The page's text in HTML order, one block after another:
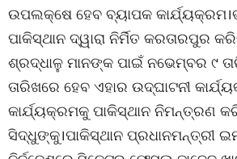
ଉପଲକ୍ଷେ ହେବ ବ୍ୟାପକ
ପାକିସ୍ଥାନ ଦ୍ୱାରା ନିର୍ମିତ କରତାରପୁର
ଶ୍ରଦ୍ଧାଳୁ ମାନଙ୍କ ପାଇଁ ନଭେମ୍ବର ୯
ତାରିଖରେ ହେବ ଏହାର ଉଦ୍ଘାଟନୀ
କାର୍ଯ୍ୟକ୍ରମକୁ ପାକିସ୍ଥାନ ନିମନ୍ତ୍ରଣ
ସିଦ୍ଧୁଙ୍କୁ।ପାକିସ୍ଥାନ ପ୍ରଧାନମନ୍ତ୍ରୀ